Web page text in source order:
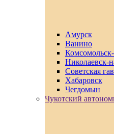
Амурск
Ванино
Николаевск-
Советская
Хабаровск
Чегдомын
Чукотский